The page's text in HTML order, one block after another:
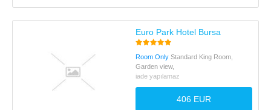
Euro Park Hotel Bursa
Room Only Standard King Room,
Garden view,
iade yapılamaz
406 EUR